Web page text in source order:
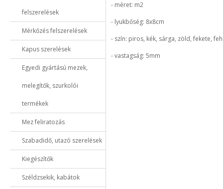
felszerelések
Mérkőzés felszerelések
Kapus szerelések
Egyedi gyártású mezek,
melegítők, szurkolói
termékek
Mez feliratozás
Szabadidő, utazó szerelések
Kiegészítők
Széldzsekik, kabátok
- méret: m2
- lyukbőség: 8x8cm
- szín: piros, kék, sárga, zöld, fekete,
- vastagság: 5mm